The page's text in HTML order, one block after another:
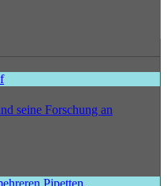
seine Forschung an